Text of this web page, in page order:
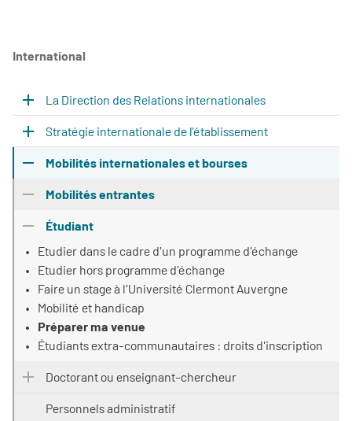
International
La Direction des Relations internationales
Stratégie internationale de l’établissement
Mobilités internationales et bourses
Mobilités entrantes
Étudiant
Etudier dans le cadre d'un programme d'échange
Etudier hors programme d'échange
Faire un stage à l'Université Clermont Auvergne
Mobilité et handicap
Préparer ma venue
Étudiants extra-communautaires : droits d'inscription
Doctorant ou enseignant-chercheur
Personnels administratif